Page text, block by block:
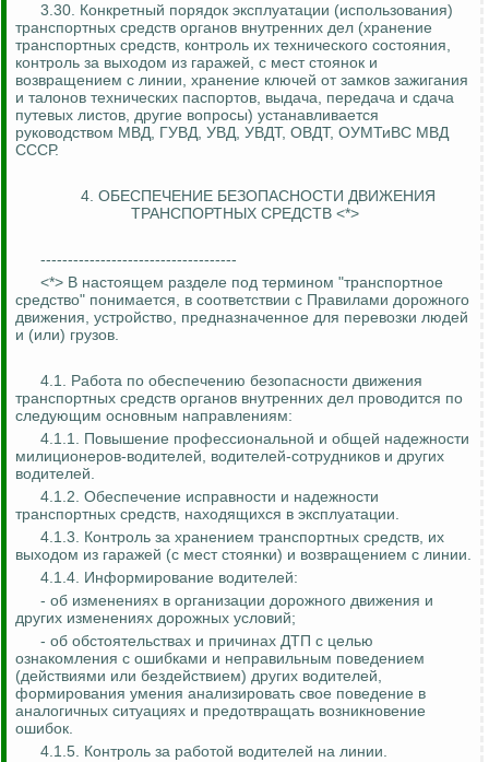
3.30. Конкретный порядок эксплуатации (использования)
транспортных средств органов внутренних дел (хранение
транспортных средств, контроль их технического состояния,
контроль за выходом из гаражей, с мест стоянок и
возвращением с линии, хранение ключей от замков зажигания
и талонов технических паспортов, выдача, передача и сдача
путевых листов, другие вопросы) устанавливается
руководством МВД, ГУВД, УВД, УВДТ, ОВДТ, ОУМТиВС МВД
СССР.
4. ОБЕСПЕЧЕНИЕ БЕЗОПАСНОСТИ ДВИЖЕНИЯ
ТРАНСПОРТНЫХ СРЕДСТВ <*>
------------------------------------
<*> В настоящем разделе под термином "транспортное
средство" понимается, в соответствии с Правилами дорожного
движения, устройство, предназначенное для перевозки людей
и (или) грузов.
4.1. Работа по обеспечению безопасности движения
транспортных средств органов внутренних дел проводится по
следующим основным направлениям:
4.1.1. Повышение профессиональной и общей надежности
милиционеров-водителей, водителей-сотрудников и других
водителей.
4.1.2. Обеспечение исправности и надежности
транспортных средств, находящихся в эксплуатации.
4.1.3. Контроль за хранением транспортных средств, их
выходом из гаражей (с мест стоянки) и возвращением с линии.
4.1.4. Информирование водителей:
- об изменениях в организации дорожного движения и
других изменениях дорожных условий;
- об обстоятельствах и причинах ДТП с целью
ознакомления с ошибками и неправильным поведением
(действиями или бездействием) других водителей,
формирования умения анализировать свое поведение в
аналогичных ситуациях и предотвращать возникновение
ошибок.
4.1.5. Контроль за работой водителей на линии.